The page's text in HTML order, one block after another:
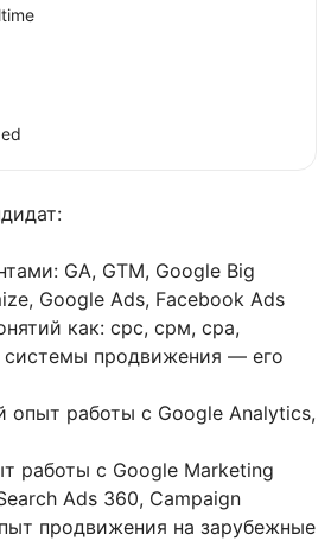
GA, GTM, Google Big
Google Ads, Facebook Ads
как: срс, срм, сра,
продвижения — его
опыт работы с Google Analytics,
работы с Google Marketing
Ads 360, Campaign
продвижения на зарубежные